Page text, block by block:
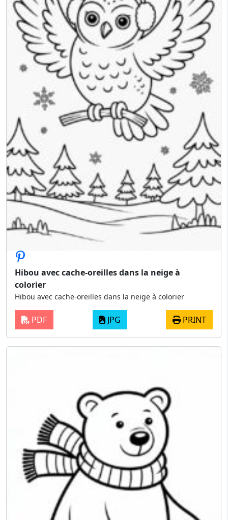
Hibou avec cache-oreilles dans la neige à
colorier
Hibou avec cache-oreilles dans la neige à colorier
PDF JPG PRINT